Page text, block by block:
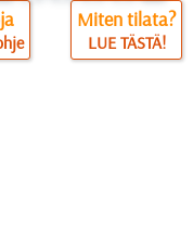
Miten tilata?
LUE TÄSTÄ!